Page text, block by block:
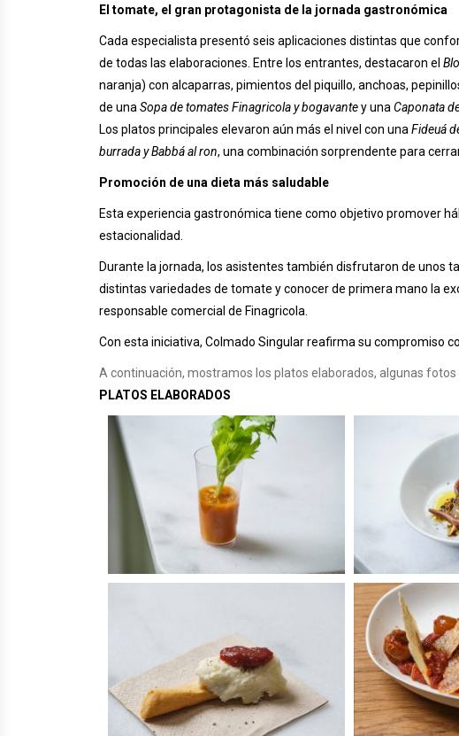
El tomate, el gran protagonista de la jornada gastronómica
Cada especialista presentó seis aplicaciones distintas que
de todas las elaboraciones. Entre los entrantes, destacaron el
naranja) con alcaparras, pimientos del piquillo, anchoas,
de una Sopa de tomates Finagricola y bogavantey una Caponata
Los platos principales elevaron aún más el nivel con una Fideuá
burrada y Babbá al ron, una combinación sorprendente para
Promoción de una dieta más saludable
Esta experiencia gastronómica tiene como objetivo promover
estacionalidad.
Durante la jornada, los asistentes también disfrutaron de unos
distintas variedades de tomate y conocer de primera mano la
responsable comercial de Finagricola.
Con esta iniciativa, Colmado Singular reafirma su compromiso
A continuación, mostramos los platos elaborados, algunas fotos
PLATOS ELABORADOS